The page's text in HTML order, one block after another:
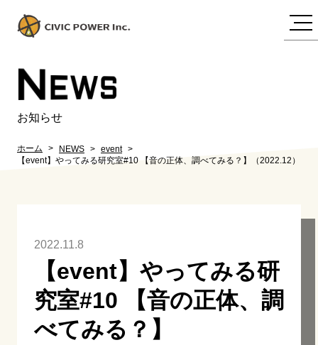
NEWS
お知らせ
ホーム NEWS
event
【event】やってみる研究室#10 【音の正体、調べてみる？】（2022.12）
2022.11.8
【event】やってみる研
究室#10 【音の正体、調
べてみる？】